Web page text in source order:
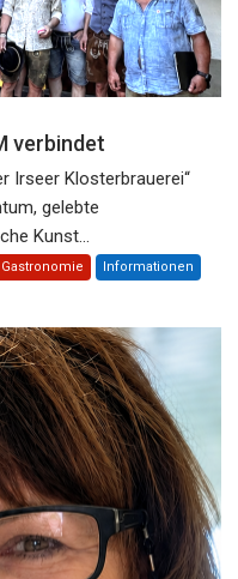
verbindet
Irseer Klosterbrauerei“
gelebte
Kunst...
Gastronomie Informationen